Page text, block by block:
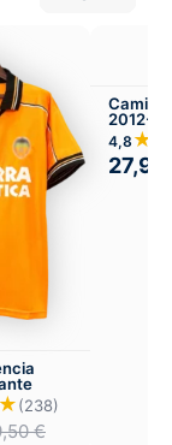
(238)
€
2012-
4,8
27,99